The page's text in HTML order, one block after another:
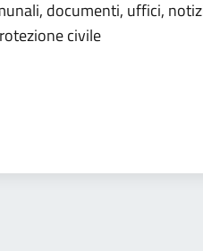
documenti, uffici,
civile